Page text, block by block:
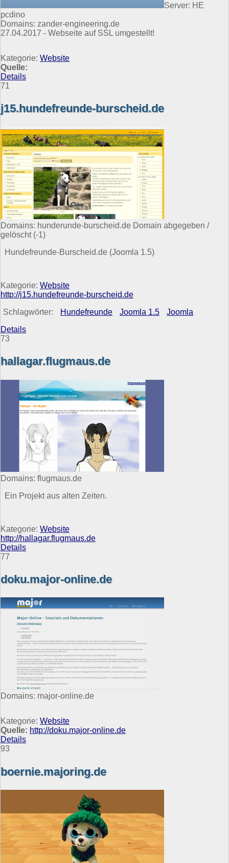
Server: HE
pcdino
Domains: zander-engineering.de
27.04.2017 - Webseite auf SSL umgestellt!
Kategorie: Website
Quelle:
Details
71
j15.hundefreunde-burscheid.de
Domains: hunderunde-burscheid.de Domain abgegeben /
gelöscht (-1)
Hundefreunde-Burscheid.de (Joomla 1.5)
Kategorie: Website
http://j15.hundefreunde-burscheid.de
Schlagwörter:
Hundefreunde Joomla 1.5
Joomla
Details
73
hallagar.flugmaus.de
Domains: flugmaus.de
Ein Projekt aus alten Zeiten.
Kategorie: Website
http://hallagar.flugmaus.de
Details
77
doku.major-online.de
Domains: major-online.de
Kategorie: Website
Quelle: http://doku.major-online.de
Details
93
boernie.majoring.de